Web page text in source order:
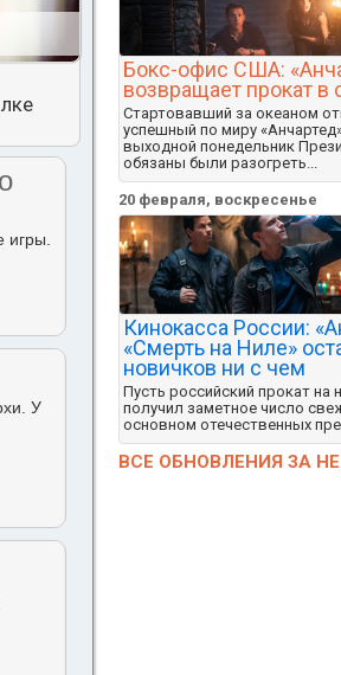
игры.
У
Бокс-офис США:
возвращает прокат в
Стартовавший за океаном
успешный по миру
выходной понедельник
обязаны были разогреть...
20 февраля, воскресенье
Кинокасса России:
«Смерть на Ниле»
новичков ни с чем
Пусть российский прокат на
получил заметное число
основном отечественных
ВСЕ ОБНОВЛЕНИЯ ЗА